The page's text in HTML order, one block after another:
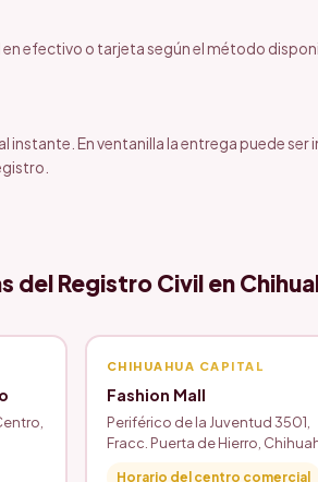
en efectivo o tarjeta según el método
instante. En ventanilla la entrega puede
del Registro Civil en
CHIHUAHUA CAPITAL
Fashion Mall
Periférico de la Juventud 3501,
Fracc. Puerta de Hierro,
Horario del centro comercial